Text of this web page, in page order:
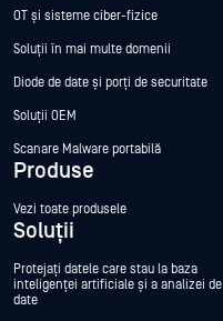
OT și sisteme ciber-fizice
Soluții în mai multe domenii
Diode de date și porți de securitate
Soluții OEM
Scanare Malware portabilă
Produse
Vezi toate produsele
Soluții
Protejați datele care stau la baza
inteligenței artificiale și a analizei de
date